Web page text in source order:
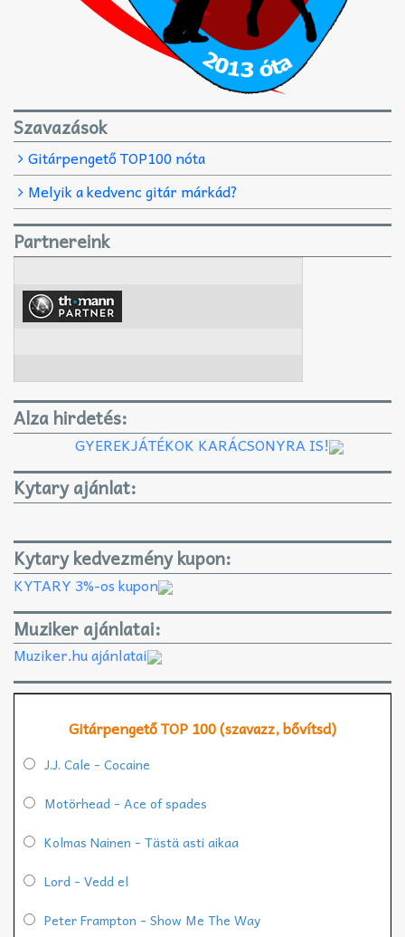
Szavazások
Gitárpengető TOP100 nóta
Melyik a kedvenc gitár márkád?
Partnereink
Alza hirdetés:
GYEREKJÁTÉKOK KARÁCSONYRA IS!
Kytary ajánlat:
Kytary kedvezmény kupon:
KYTARY 3%-os kupon
Muziker ajánlatai:
Muziker.hu ajánlatai
Gitárpengető TOP 100 (szavazz, bővítsd)
J.J. Cale - Cocaine
Motörhead - Ace of spades
Kolmas Nainen - Tästä asti aikaa
Lord - Vedd el
Peter Frampton - Show Me The Way